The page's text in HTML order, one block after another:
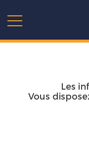
Les
Vous